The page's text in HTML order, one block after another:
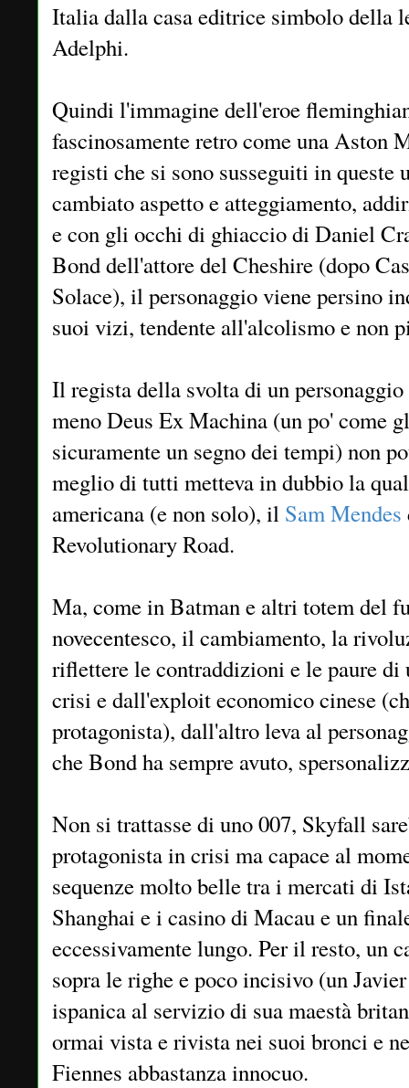
Italia dalla casa editrice simbolo della
Adelphi.
Quindi l'immagine dell'eroe
fascinosamente retro come una Aston
registi che si sono susseguiti in queste
cambiato aspetto e atteggiamento,
e con gli occhi di ghiaccio di Daniel
Bond dell'attore del Cheshire (dopo
Solace), il personaggio viene persino
suoi vizi, tendente all'alcolismo e non
Il regista della svolta di un
meno Deus Ex Machina (un po' come
sicuramente un segno dei tempi) non
meglio di tutti metteva in dubbio la
americana (e non solo), il Sam Mendes
Revolutionary Road.
Ma, come in Batman e altri totem del
novecentesco, il cambiamento, la
riflettere le contraddizioni e le paure di
crisi e dall'exploit economico cinese
protagonista), dall'altro leva al
che Bond ha sempre avuto,
Non si trattasse di uno 007, Skyfall
protagonista in crisi ma capace al
sequenze molto belle tra i mercati di
Shanghai e i casino di Macau e un
eccessivamente lungo. Per il resto, un
sopra le righe e poco incisivo (un
ispanica al servizio di sua maestà
ormai vista e rivista nei suoi bronci e
Fiennes abbastanza innocuo.